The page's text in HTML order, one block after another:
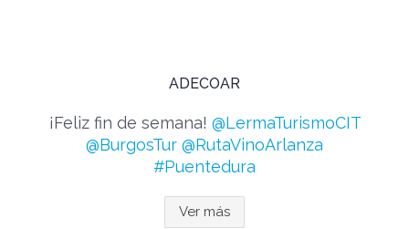
ADECOAR
¡Feliz fin de semana! @LermaTurismoCIT
@BurgosTur @RutaVinoArlanza
#Puentedura
Ver más